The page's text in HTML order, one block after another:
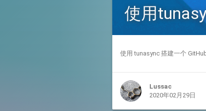
使用
使用 tunasync 搭建一个
Lussac
2020年02月29日